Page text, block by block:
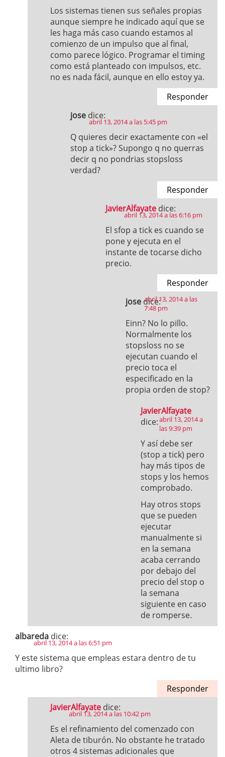
Los sistemas tienen sus señales propias
aunque siempre he indicado aquí que se
les haga más caso cuando estamos al
comienzo de un impulso que al final,
como parece lógico. Programar el timing
como está planteado con impulsos, etc.
no es nada fácil, aunque en ello estoy ya.
Responder
jose dice:
abril 13, 2014 a las 5:45 pm
Q quieres decir exactamente con «el
stop a tick»? Supongo q no querras
decir q no pondrias stopsloss
verdad?
Responder
JavierAlfayate dice:
abril 13, 2014 a las 6:16 pm
El sfop a tick es cuando se
pone y ejecuta en el
instante de tocarse dicho
precio.
Responder
jose dice:
abril 13, 2014 a las
7:48 pm
Einn? No lo pillo.
Normalmente los
stopsloss no se
ejecutan cuando el
precio toca el
especificado en la
propia orden de stop?
JavierAlfayate
dice:abril 13, 2014 a
las 9:39 pm
Y así debe ser
(stop a tick) pero
hay más tipos de
stops y los hemos
comprobado.
Hay otros stops
que se pueden
ejecutar
manualmente si
en la semana
acaba cerrando
por debajo del
precio del stop o
la semana
siguiente en caso
de romperse.
albareda dice:
abril 13, 2014 a las 6:51 pm
Y este sistema que empleas estara dentro de tu
ultimo libro?
Responder
JavierAlfayate dice:
abril 13, 2014 a las 10:42 pm
Es el refinamiento del comenzado con
Aleta de tiburón. No obstante he tratado
otros 4 sistemas adicionales que